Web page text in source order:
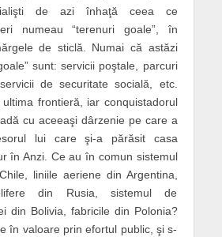
de azi înhaţă ceea ce
numeau “terenuri goale”, în
de sticlă. Numai că astăzi
sunt: servicii poştale, parcuri
de securitate socială, etc.
frontieră, iar conquistadorul
cu aceeaşi dârzenie pe care a
lui care şi-a părăsit casa
în Anzi. Ce au în comun sistemul
liniile aeriene din Argentina,
din Rusia, sistemul de
din Bolivia, fabricile din Polonia?
în valoare prin efortul public, şi s-